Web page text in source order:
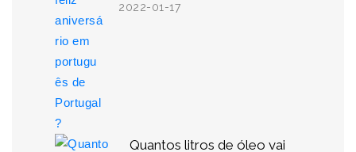
2022-01-17
Quantos litros de óleo vai